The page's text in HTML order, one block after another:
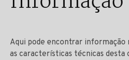
Aqui pode encontrar informação
as características técnicas desta